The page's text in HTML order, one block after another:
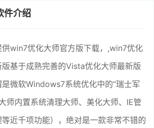
件介绍
供win7优化大师官方版下载，,win7优化
基于成熟完善的Vista优化大师最新版
微软Windows7系统优化中的“瑞士军
师内置系统清理大师、美化大师、IE管
近千项功能），绝对是一款非常不错的